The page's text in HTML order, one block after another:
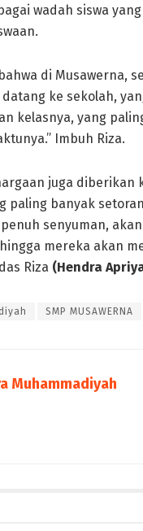
wadah siswa
di Musawerna,
ke sekolah,
kelasnya, yang
Imbuh Riza.
juga
paling banyak
senyuman,
mereka akan
Riza (Hendra
SMP MUSAWERNA
Muhammadiyah